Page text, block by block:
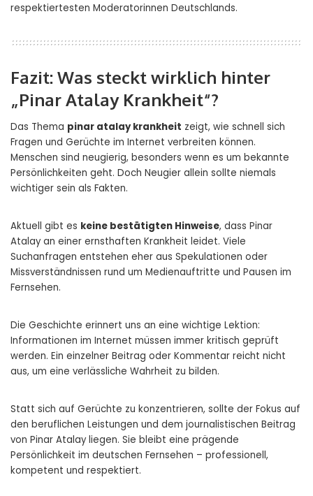
respektiertesten Moderatorinnen Deutschlands.
Fazit: Was steckt wirklich hinter
„Pinar Atalay Krankheit“?
Das Thema pinar atalay krankheit zeigt, wie schnell sich
Fragen und Gerüchte im Internet verbreiten können.
Menschen sind neugierig, besonders wenn es um bekannte
Persönlichkeiten geht. Doch Neugier allein sollte niemals
wichtiger sein als Fakten.
Aktuell gibt es keine bestätigten Hinweise, dass Pinar
Atalay an einer ernsthaften Krankheit leidet. Viele
Suchanfragen entstehen eher aus Spekulationen oder
Missverständnissen rund um Medienauftritte und Pausen im
Fernsehen.
Die Geschichte erinnert uns an eine wichtige Lektion:
Informationen im Internet müssen immer kritisch geprüft
werden. Ein einzelner Beitrag oder Kommentar reicht nicht
aus, um eine verlässliche Wahrheit zu bilden.
Statt sich auf Gerüchte zu konzentrieren, sollte der Fokus auf
den beruflichen Leistungen und dem journalistischen Beitrag
von Pinar Atalay liegen. Sie bleibt eine prägende
Persönlichkeit im deutschen Fernsehen – professionell,
kompetent und respektiert.